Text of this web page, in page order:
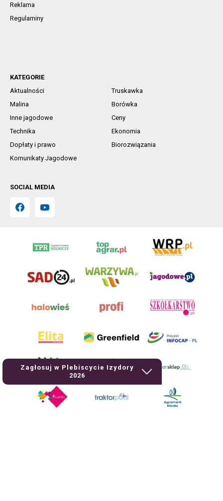
Zagłosuj w Plebiscycie Izydory
2026
Reklama
Regulaminy
KATEGORIE
Aktualności
Truskawka
Malina
Borówka
Inne jagodowe
Ceny
Technika
Ekonomia
Dopłaty i prawo
Biorozwiązania
Komunikaty Jagodowe
SOCIAL MEDIA